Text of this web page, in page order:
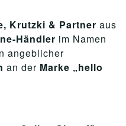
Krutzki & Partner aus
Händler im Namen
angeblicher
an der Marke „hello